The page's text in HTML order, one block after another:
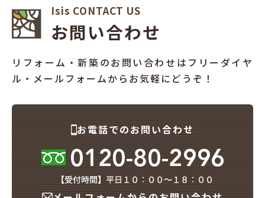
Isis CONTACT US
お問い合わせ
リフォーム・新築のお問い合わせはフリーダイヤ
ル・メールフォームからお気軽にどうぞ！
お電話でのお問い合わせ